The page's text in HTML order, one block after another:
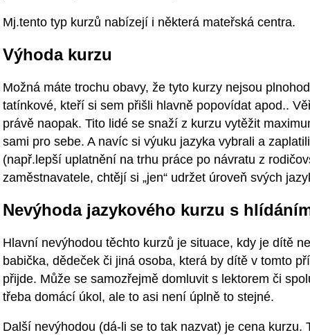
Mj.tento typ kurzů nabízejí i některá mateřská centra.
Výhoda kurzu
Možná máte trochu obavy, že tyto kurzy nejsou
tatínkové, kteří si sem přišli hlavně popovídat apod..
právě naopak. Tito lidé se snaží z kurzu vytěžit
sami pro sebe. A navíc si výuku jazyka vybrali a
(např.lepší uplatnění na trhu práce po návratu z
zaměstnavatele, chtějí si „jen“ udržet úroveň svých
Nevýhoda jazykového kurzu s
Hlavní nevýhodou těchto kurzů je situace, kdy je dítě
babička, dědeček či jiná osoba, která by dítě v tomto
přijde. Může se samozřejmě domluvit s lektorem či
třeba domácí úkol, ale to asi není úplně to stejné.
Další nevýhodou (dá-li se to tak nazvat) je cena